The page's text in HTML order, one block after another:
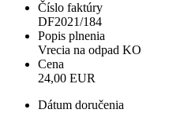
Číslo faktúry
DF2021/184
Popis plnenia
Vrecia na odpad KO
Cena
24,00 EUR
Dátum doručenia